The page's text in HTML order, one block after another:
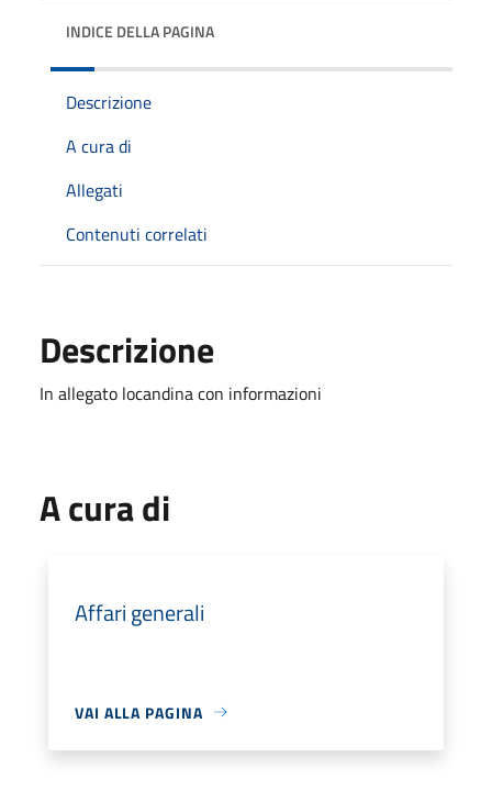
INDICE DELLA PAGINA
Descrizione
A cura di
Allegati
Contenuti correlati
Descrizione
In allegato locandina con informazioni
A cura di
Affari generali
VAI ALLA PAGINA